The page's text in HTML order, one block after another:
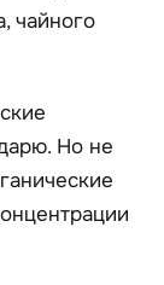
чайного
Но не